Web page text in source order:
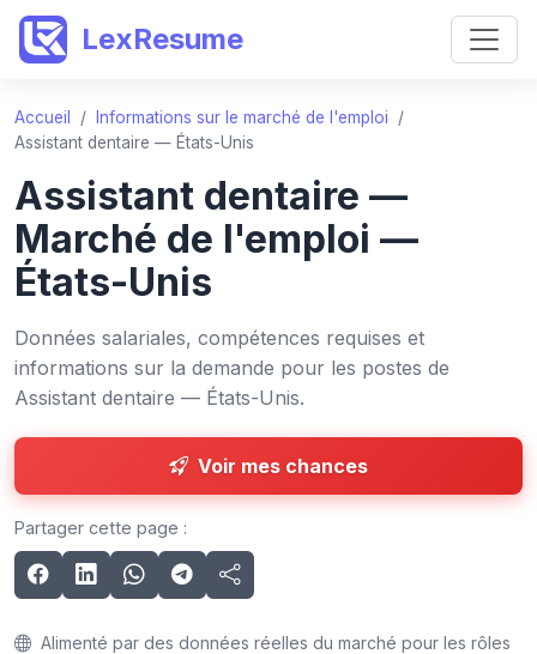
LexResume
Accueil / Informations sur le marché de l'emploi
/
Assistant dentaire — États-Unis
Assistant dentaire —
Marché de l'emploi —
États-Unis
Données salariales, compétences requises et
informations sur la demande pour les postes de
Assistant dentaire — États-Unis.
Voir mes chances
Partager cette page :
Alimenté par des données réelles du marché pour les rôles